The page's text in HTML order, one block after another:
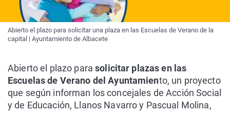
Abierto el plazo para solicitar una plaza en las Escuelas de Verano de la
capital | Ayuntamiento de Albacete
Abierto el plazo parasolicitar plazas en las
Escuelas de Verano del Ayuntamiento, un proyecto
que según informan los concejales de Acción Social
y de Educación, Llanos Navarro y Pascual Molina,